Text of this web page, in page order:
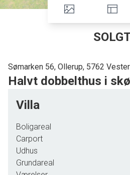
Sømarken 56, Ollerup, 5762
Halvt dobbelthus i
perfekt til begynderparret, den lille familie
gode værelser, samt en lys dagligstue.
Ejendommen blev opført i 2001, og den
godt byggeri med moderne materialer og
Villa
Boligareal
Carport
Udhus
Grundareal